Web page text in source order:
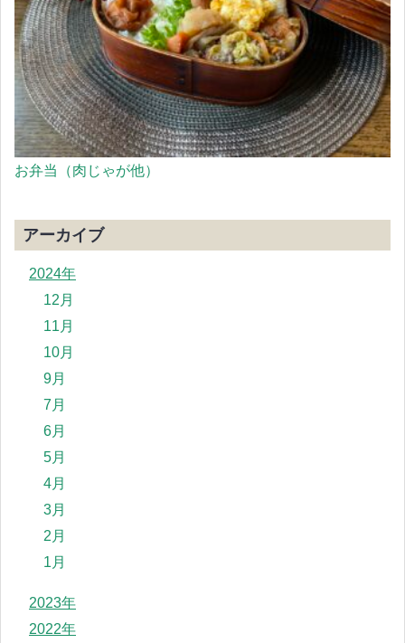
お弁当（肉じゃが他）
アーカイブ
2024年
12月
11月
10月
9月
7月
6月
5月
4月
3月
2月
1月
2023年
2022年